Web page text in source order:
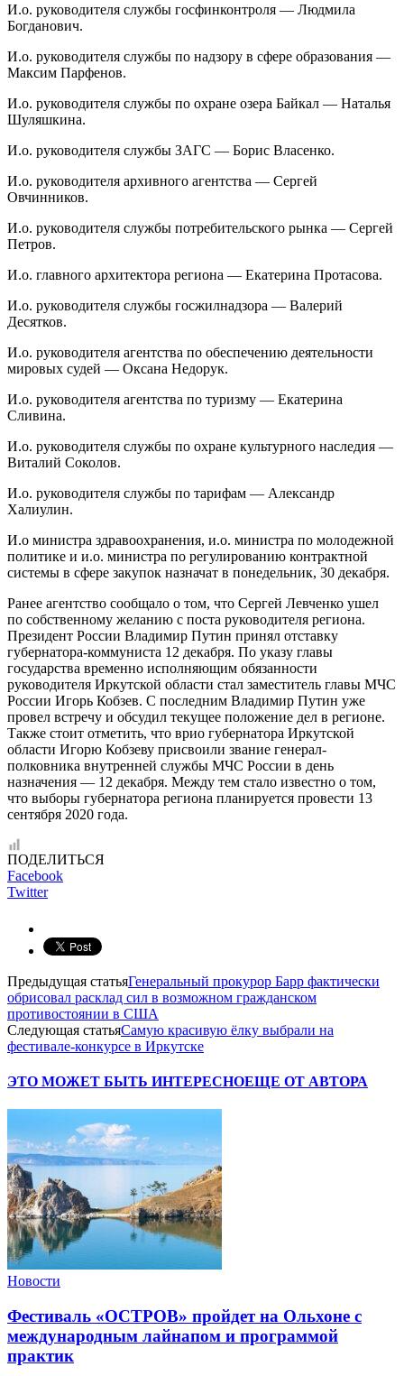
И.о. руководителя службы госфинконтроля — Людмила
Богданович.
И.о. руководителя службы по надзору в сфере образования —
Максим Парфенов.
И.о. руководителя службы по охране озера Байкал — Наталья
Шуляшкина.
И.о. руководителя службы ЗАГС — Борис Власенко.
И.о. руководителя архивного агентства — Сергей
Овчинников.
И.о. руководителя службы потребительского рынка — Сергей
Петров.
И.о. главного архитектора региона — Екатерина Протасова.
И.о. руководителя службы госжилнадзора — Валерий
Десятков.
И.о. руководителя агентства по обеспечению деятельности
мировых судей — Оксана Недорук.
И.о. руководителя агентства по туризму — Екатерина
Сливина.
И.о. руководителя службы по охране культурного наследия —
Виталий Соколов.
И.о. руководителя службы по тарифам — Александр
Халиулин.
И.о министра здравоохранения, и.о. министра по молодежной
политике и и.о. министра по регулированию контрактной
системы в сфере закупок назначат в понедельник, 30 декабря.
Ранее агентство сообщало о том, что Сергей Левченко ушел
по собственному желанию с поста руководителя региона.
Президент России Владимир Путин принял отставку
губернатора-коммуниста 12 декабря. По указу главы
государства временно исполняющим обязанности
руководителя Иркутской области стал заместитель главы МЧС
России Игорь Кобзев. С последним Владимир Путин уже
провел встречу и обсудил текущее положение дел в регионе.
Также стоит отметить, что врио губернатора Иркутской
области Игорю Кобзеву присвоили звание генерал-
полковника внутренней службы МЧС России в день
назначения — 12 декабря. Между тем стало известно о том,
что выборы губернатора региона планируется провести 13
сентября 2020 года.
ПОДЕЛИТЬСЯ
Facebook
Twitter
Предыдущая статьяГенеральный прокурор Барр фактически
обрисовал расклад сил в возможном гражданском
противостоянии в США
Следующая статьяСамую красивую ёлку выбрали на
фестивале-конкурсе в Иркутске
ЭТО МОЖЕТ БЫТЬ ИНТЕРЕСНОЕЩЕ ОТ АВТОРА
Новости
Фестиваль «ОСТРОВ» пройдет на Ольхоне с
международным лайнапом и программой
практик